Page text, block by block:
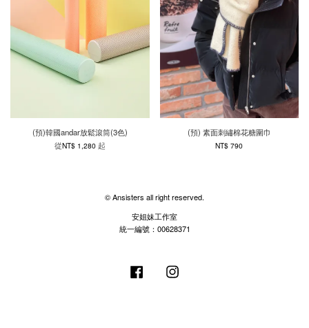
(預)韓國andar放鬆滾筒(3色)
從NT$ 1,280 起
(預) 素面刺繡棉花糖圍巾
NT$ 790
© Ansisters all right reserved.
安姐妹工作室
統一編號：00628371
Facebook